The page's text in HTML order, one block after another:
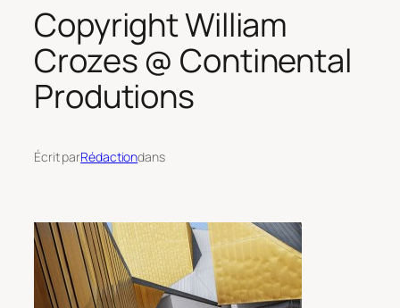
Copyright William
Crozes @ Continental
Produtions
Écrit parRédactiondans